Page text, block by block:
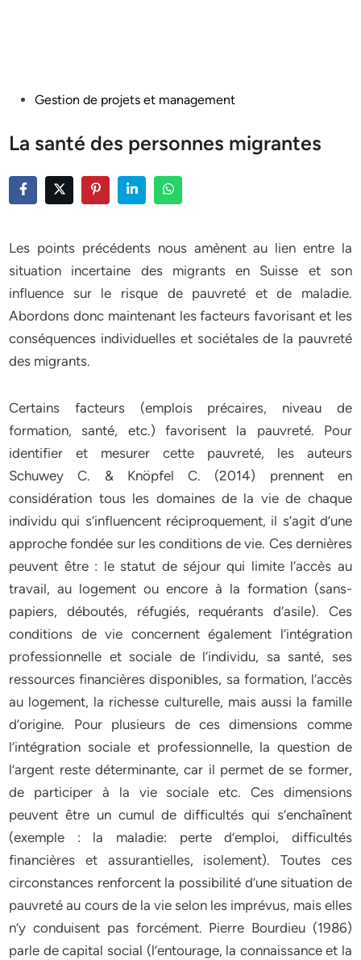
PostedGestion de projets et management
La santé des personnes migrantes
Les points précédents nous amènent au lien entre la
situation incertaine des migrants en Suisse et son
influence sur le risque de pauvreté et de maladie.
Abordons donc maintenant les facteurs favorisant et les
conséquences individuelles et sociétales de la pauvreté
des migrants.
Certains facteurs (emplois précaires, niveau de
formation, santé, etc.) favorisent la pauvreté. Pour
identifier et mesurer cette pauvreté, les auteurs
Schuwey C. & Knöpfel C. (2014) prennent en
considération tous les domaines de la vie de chaque
individu qui s’influencent réciproquement, il s’agit d’une
approche fondée sur les conditions de vie. Ces dernières
peuvent être : le statut de séjour qui limite l’accès au
travail, au logement ou encore à la formation (sans-
papiers, déboutés, réfugiés, requérants d’asile). Ces
conditions de vie concernent également l’intégration
professionnelle et sociale de l’individu, sa santé, ses
ressources financières disponibles, sa formation, l’accès
au logement, la richesse culturelle, mais aussi la famille
d’origine. Pour plusieurs de ces dimensions comme
l’intégration sociale et professionnelle, la question de
l’argent reste déterminante, car il permet de se former,
de participer à la vie sociale etc. Ces dimensions
peuvent être un cumul de difficultés qui s’enchaînent
(exemple : la maladie: perte d’emploi, difficultés
financières et assurantielles, isolement). Toutes ces
circonstances renforcent la possibilité d’une situation de
pauvreté au cours de la vie selon les imprévus, mais elles
n’y conduisent pas forcément. Pierre Bourdieu (1986)
parle de capital social (l’entourage, la connaissance et la